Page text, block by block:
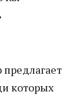
предлагает
которых